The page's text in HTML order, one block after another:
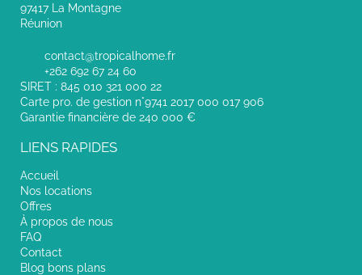
97417 La Montagne
Réunion
contact@tropicalhome.fr
+262 692 67 24 60
SIRET : 845 010 321 000 22
Carte pro. de gestion n°9741 2017 000 017 906
Garantie financière de 240 000 €
LIENS RAPIDES
Accueil
Nos locations
Offres
À propos de nous
FAQ
Contact
Blog bons plans